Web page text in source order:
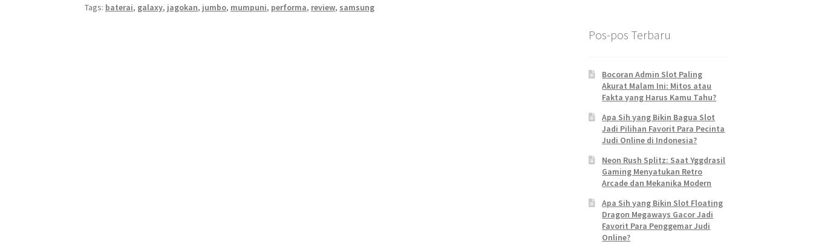
Tags: baterai, galaxy, jagokan, jumbo, mumpuni, performa, review, samsung
Pos-pos Terbaru
Bocoran Admin Slot Paling
Akurat Malam Ini: Mitos atau
Fakta yang Harus Kamu Tahu?
Apa Sih yang Bikin Bagua Slot
Jadi Pilihan Favorit Para Pecinta
Judi Online di Indonesia?
Neon Rush Splitz: Saat Yggdrasil
Gaming Menyatukan Retro
Arcade dan Mekanika Modern
Apa Sih yang Bikin Slot Floating
Dragon Megaways Gacor Jadi
Favorit Para Penggemar Judi
Online?